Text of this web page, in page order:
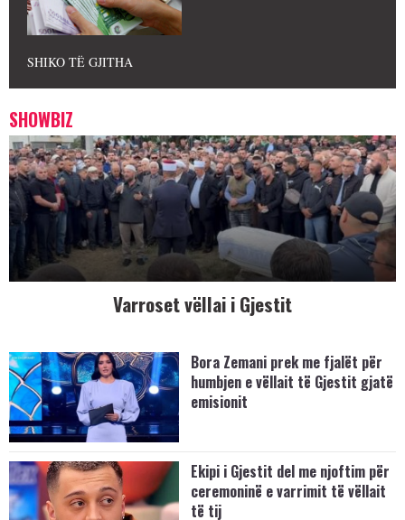
SHIKO TË GJITHA
SHOWBIZ
Varroset vëllai i Gjestit
Bora Zemani prek me fjalët për
humbjen e vëllait të Gjestit gjatë
emisionit
Ekipi i Gjestit del me njoftim për
ceremoninë e varrimit të vëllait
të tij